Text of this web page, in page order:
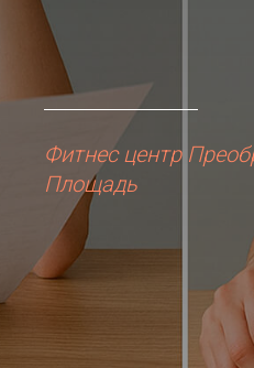
Фитнес центр
Площадь